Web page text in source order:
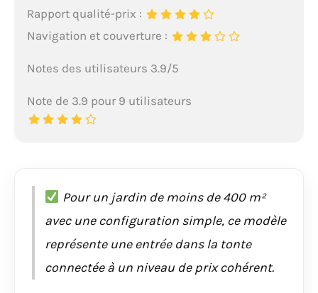
Rapport qualité-prix :
Navigation et couverture :
Notes des utilisateurs 3.9/5
Note de 3.9 pour 9 utilisateurs
Pour un jardin de moins de 400 m²
avec une configuration simple, ce modèle
représente une entrée dans la tonte
connectée à un niveau de prix cohérent.